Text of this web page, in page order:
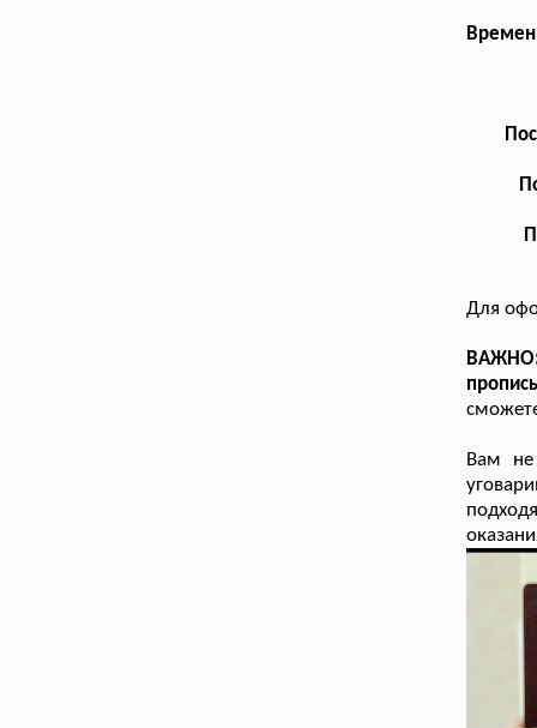
Для
Вам не